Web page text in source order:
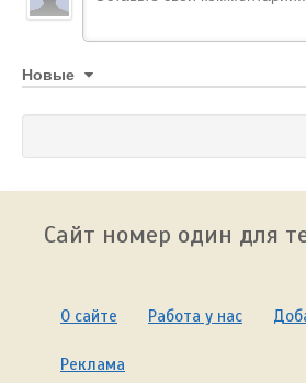
Новые
Сайт номер один для
О сайте Работа у нас
Реклама